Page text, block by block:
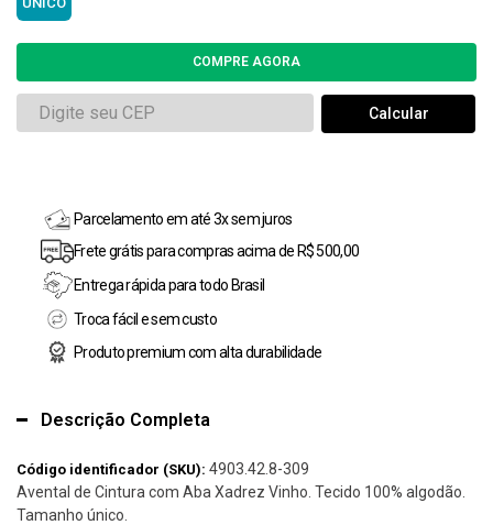
Parcelamento em até 3x sem juros
Frete grátis para compras acima de R$ 500,00
Entrega rápida para todo Brasil
Troca fácil e sem custo
Produto premium com alta durabilidade
Descrição Completa
Código identificador (SKU): 4903.42.8-309
Avental de Cintura com Aba Xadrez Vinho. Tecido 100% algodão.
Tamanho único.